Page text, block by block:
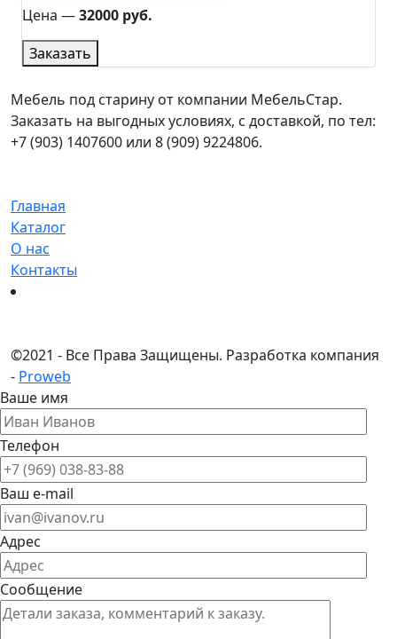
Цена ―32000 руб.
Заказать
Мебель под старину от компании МебельСтар.
Заказать на выгодных условиях, с доставкой, по тел:
+7 (903) 1407600 или 8 (909) 9224806.
Главная
Каталог
О нас
Контакты
©2021 - Все Права Защищены. Разработка компания
- Proweb
Ваше имя
Телефон
Ваш e-mail
Адрес
Сообщение